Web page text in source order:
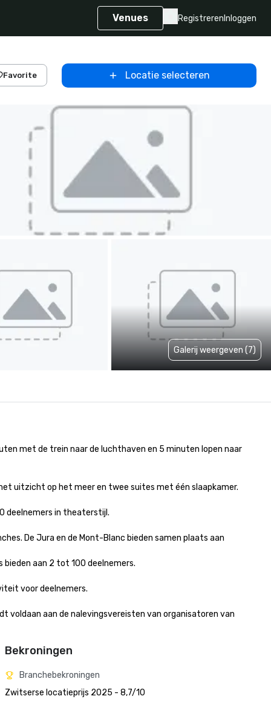
Venues Registreren Inloggen
Favorite Locatie selecteren
Galerij weergeven (7)
met de trein naar de luchthaven en 5 minuten lopen naar
uitzicht op het meer en twee suites met één slaapkamer.
deelnemers in theaterstijl.
De Jura en de Mont-Blanc bieden samen plaats aan
bieden aan 2 tot 100 deelnemers.
voor deelnemers.
voldaan aan de nalevingsvereisten van organisatoren van
Bekroningen
Branchebekroningen
Zwitserse locatieprijs 2025 - 8,7/10